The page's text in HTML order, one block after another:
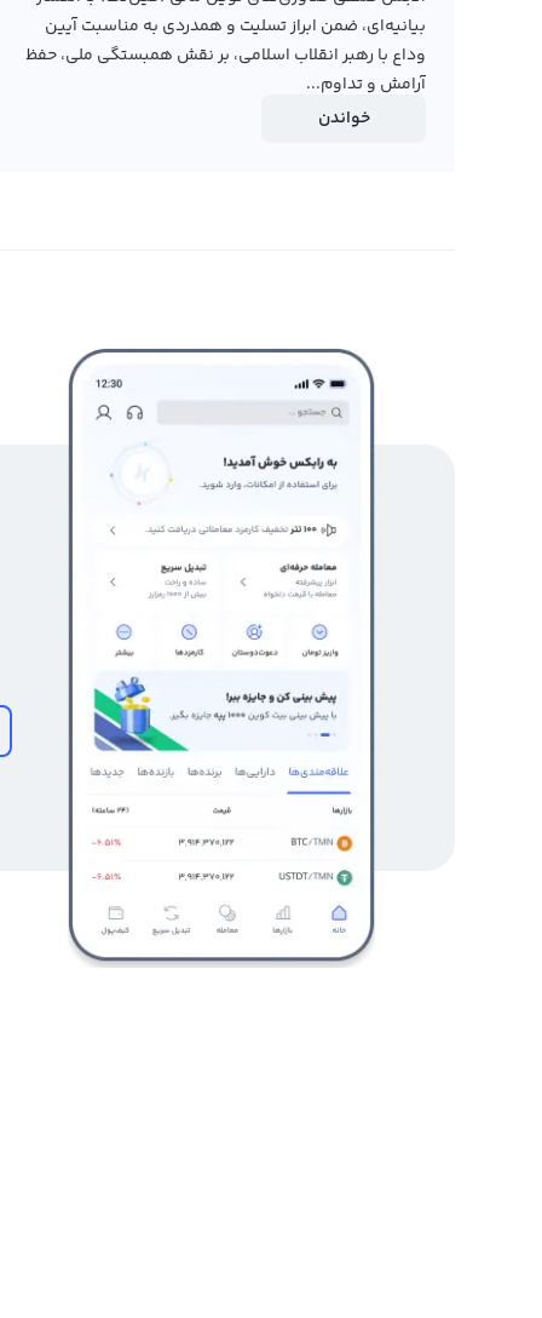
رابکس از خرید و فروش بیش از ۱۰۰۰ ارز دیجیتال پشتیبانی می‌کند. برای معامله رمز پیپل (کانستیتوشن)، به صفحه
(کانستیتوشن)بروید.
بیانیه‌ای، ضمن ابراز تسلیت و همدردی به مناسبت آیین
وداع با رهبر انقلاب اسلامی، بر نقش همبستگی ملی، حفظ
آرامش و تداوم...
خواندن